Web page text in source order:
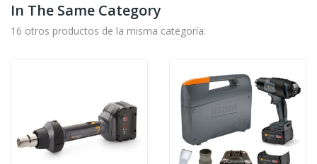
In The Same Category
16 otros productos de la misma categoría: